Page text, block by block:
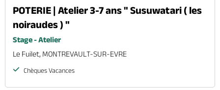
POTERIE | Atelier 3-7 ans " Susuwatari ( les
noiraudes ) "
Stage - Atelier
Le Fuilet, MONTREVAULT-SUR-EVRE
Chèques Vacances